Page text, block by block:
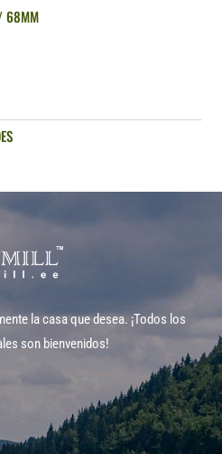
68MM
la casa que desea. ¡Todos los
son bienvenidos!